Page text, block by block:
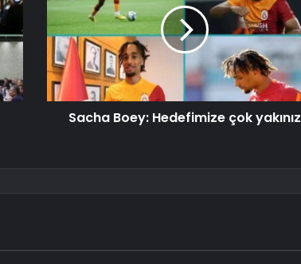
Sacha Boey: Hedefimize çok yakınız